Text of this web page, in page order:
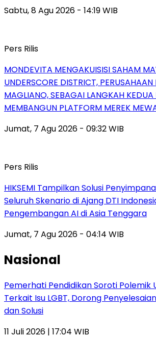
Sabtu, 8 Agu 2026 - 14:19 WIB
Pers Rilis
MONDEVITA MENGAKUISISI SAHAM
UNDERSCORE DISTRICT, PERUSAHAAN
MAGLIANO, SEBAGAI LANGKAH
MEMBANGUN PLATFORM MEREK
Jumat, 7 Agu 2026 - 09:32 WIB
Pers Rilis
HIKSEMI Tampilkan Solusi
Seluruh Skenario di Ajang DTI
Pengembangan AI di Asia Tenggara
Jumat, 7 Agu 2026 - 04:14 WIB
Nasional
Pemerhati Pendidikan Soroti Polemik
Terkait Isu LGBT, Dorong
dan Solusi
11 Juli 2026 | 17:04 WIB